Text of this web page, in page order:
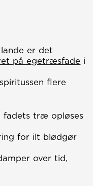
er det
på egetræsfade i
flere
fadets træ opløses
for ilt blødgør
over tid,